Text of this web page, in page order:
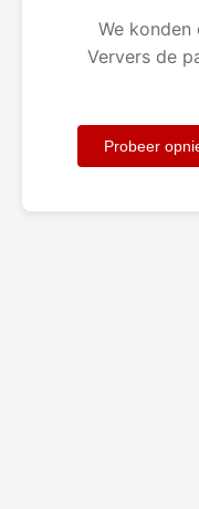
We
Ververs de
Probeer